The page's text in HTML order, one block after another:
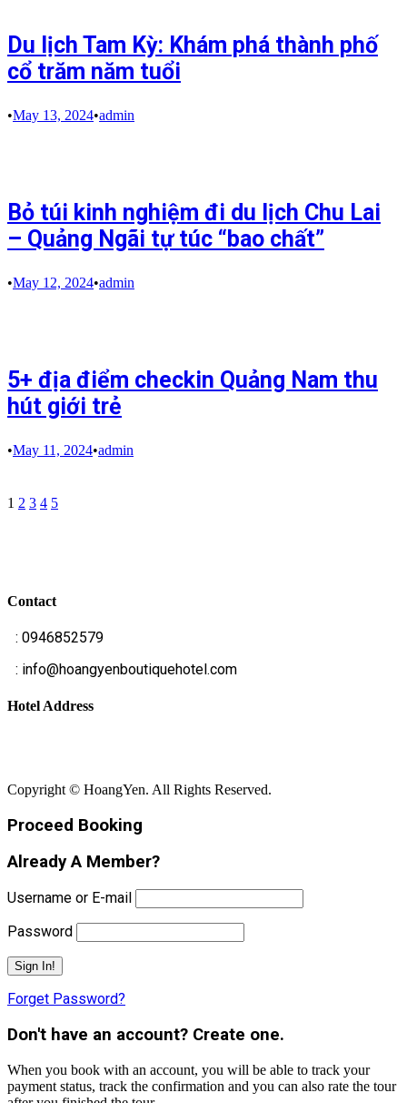
Du lịch Tam Kỳ: Khám phá thành phố
cổ trăm năm tuổi
•May 13, 2024•admin
Bỏ túi kinh nghiệm đi du lịch Chu Lai
– Quảng Ngãi tự túc “bao chất”
•May 12, 2024•admin
5+ địa điểm checkin Quảng Nam thu
hút giới trẻ
•May 11, 2024•admin
1 2 3 4 5
Contact
: 0946852579
: info@hoangyenboutiquehotel.com
Hotel Address
Copyright © HoangYen. All Rights Reserved.
Proceed Booking
Already A Member?
Username or E-mail
Password
Forget Password?
Don't have an account? Create one.
When you book with an account, you will be able to track your
payment status, track the confirmation and you can also rate the tour